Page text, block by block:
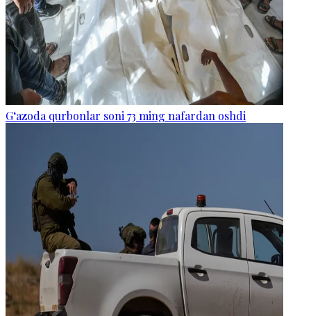
G‘azoda qurbonlar soni 73 ming nafardan oshdi